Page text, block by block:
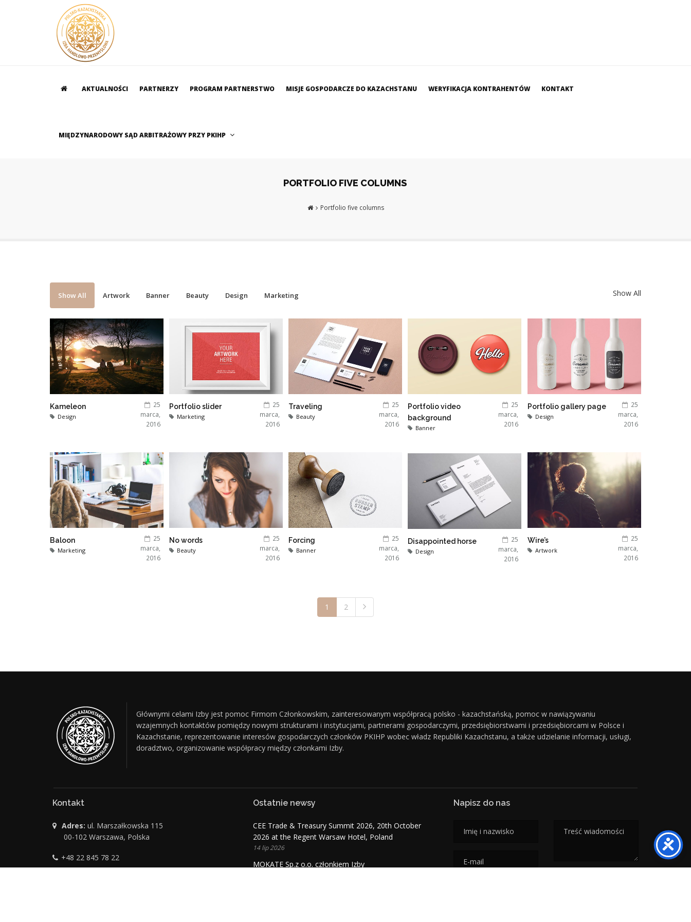
AKTUALNOŚCI PARTNERZY PROGRAM PARTNERSTWO MISJE GOSPODARCZE DO KAZACHSTANU WERYFIKACJA KONTRAHENTÓW KONTAKT
MIĘDZYNARODOWY SĄD ARBITRAŻOWY PRZY PKIHP
PORTFOLIO FIVE COLUMNS
Portfolio five columns
Show All
Show All Artwork Banner Beauty Design Marketing
Kameleon
Design
25
marca,
2016
Portfolio slider
Marketing
25
marca,
2016
Traveling
Beauty
25
marca,
2016
Portfolio video
background
Banner
25
marca,
2016
Portfolio gallery page
Design
25
marca,
2016
Baloon
Marketing
25
marca,
2016
No words
Beauty
25
marca,
2016
Forcing
Banner
25
marca,
2016
Wire’s
Artwork
25
marca,
2016
Disappointed horse
Design
25
marca,
2016
1 2
Głównymi celami Izby jest pomoc Firmom Członkowskim, zainteresowanym współpracą polsko - kazachstańską, pomoc w nawiązywaniu
wzajemnych kontaktów pomiędzy nowymi strukturami i instytucjami, partnerami gospodarczymi, przedsiębiorstwami i przedsiębiorcami w Polsce i
Kazachstanie, reprezentowanie interesów gospodarczych członków PKIHP wobec władz Republiki Kazachstanu, a także udzielanie informacji, usługi,
doradztwo, organizowanie współpracy między członkami Izby.
Kontakt
Adres: ul. Marszałkowska 115
00-102 Warszawa, Polska
+48 22 845 78 22
Ostatnie newsy
CEE Trade & Treasury Summit 2026, 20th October
2026 at the Regent Warsaw Hotel, Poland
14 lip 2026
MOKATE Sp.z o.o. członkiem Izby
Napisz do nas